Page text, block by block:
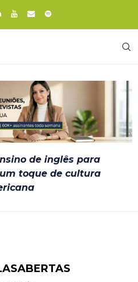
de inglês para
toque de cultura